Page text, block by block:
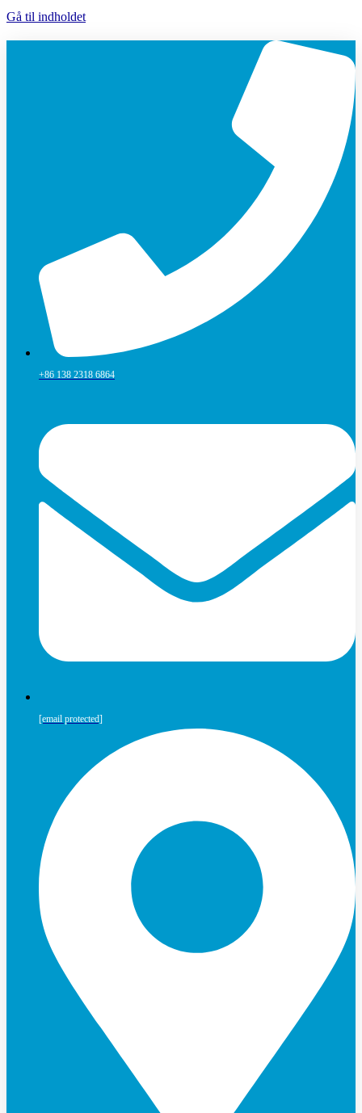
Gå til indholdet
+86 138 2318 6864
[email protected]